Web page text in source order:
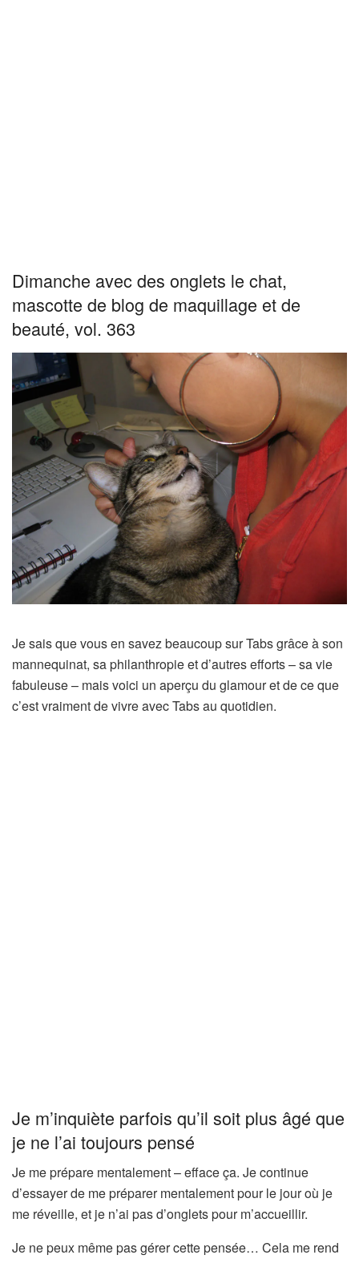
Dimanche avec des onglets le chat,
mascotte de blog de maquillage et de
beauté, vol. 363
Je sais que vous en savez beaucoup sur Tabs grâce à son
mannequinat, sa philanthropie et d’autres efforts – sa vie
fabuleuse – mais voici un aperçu du glamour et de ce que
c’est vraiment de vivre avec Tabs au quotidien.
Je m’inquiète parfois qu’il soit plus âgé que
je ne l’ai toujours pensé
Je me prépare mentalement – efface ça. Je continue
d’essayer de me préparer mentalement pour le jour où je
me réveille, et je n’ai pas d’onglets pour m’accueillir.
Je ne peux même pas gérer cette pensée… Cela me rend